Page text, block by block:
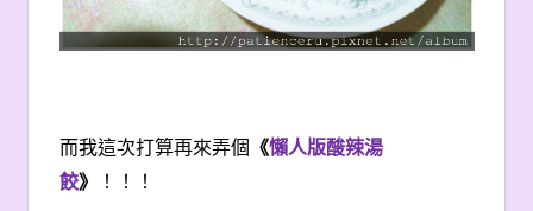
而我這次打算再來弄個 《懶人版酸辣湯
餃》 ！！！